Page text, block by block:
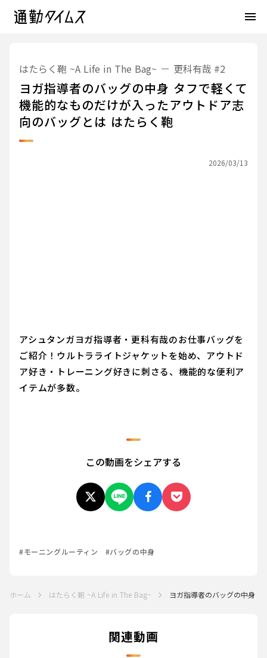
menu
はたらく鞄 ~A Life in The Bag~ 更科有哉 #2
ヨガ指導者のバッグの中身 タフで軽くて
機能的なものだけが入ったアウトドア志
向のバッグとは はたらく鞄
2026/03/13
アシュタンガヨガ指導者・更科有哉のお仕事バッグを
ご紹介！ウルトラライトジャケットを始め、アウトド
ア好き・トレーニング好きに刺さる、機能的な便利ア
イテムが多数。
この動画をシェアする
#モーニングルーティン #バッグの中身
ホーム はたらく鞄 ~A Life in The Bag~ ヨガ指導者のバッグの中身
関連動画